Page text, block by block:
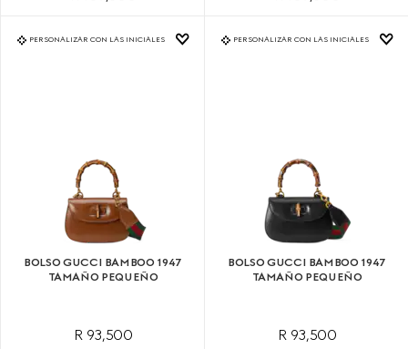
PERSONALIZAR CON LAS INICIALES
BOLSO GUCCI BAMBOO 1947
TAMAÑO PEQUEÑO
R 93,500
PERSONALIZAR CON LAS INICIALES
BOLSO GUCCI BAMBOO 1947
TAMAÑO PEQUEÑO
R 93,500